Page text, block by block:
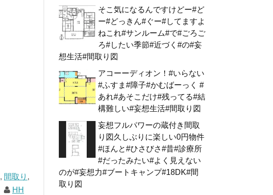
, 間取り ,
HH
そこ気になるんですけどー#ど
ー#どっきん#ぐー#してますよ
ねこれ#サンルーム#で#ごろご
ろ#したい季節#近づく#の#妄
想生活#間取り図
アコーーディオン！#いらない
#ふすま#障子#かむばーっく #
あれ#あそこだけ#残ってる#結
構難しい#妄想生活#間取り図
妄想フルパワーの蔵付き間取
り図久しぶりに楽しい0円物件
#ほんと#ひさびさ#昔#診療所
#だったみたい#よく見えない
のが#妄想力#ブートキャンプ#18DK#間
取り図